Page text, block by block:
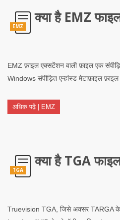
EMZ
क्या है EMZ
EMZ फ़ाइल एक्सटेंशन वाली फ़ाइल एक
Windows संपीड़ित एन्हांस्ड मेटाफ़ाइल
अधिक पढ़ें | EMZ
TGA
क्या है TGA
Truevision TGA, जिसे अक्सर TARGA के